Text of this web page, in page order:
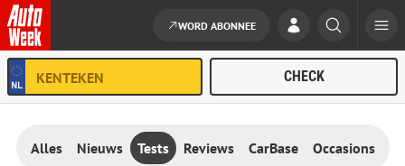
Ga naar de inhoud
WORD ABONNEE
Alles Nieuws Tests Reviews CarBase Occasions